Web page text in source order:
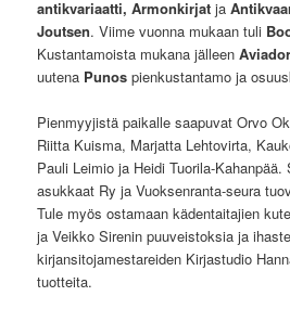
antikvariaatti, Armonkirjatja
Joutsen. Viime vuonna mukaan tuli
Kustantamoista mukana jälleenAviador
uutena Punos pienkustantamo ja
Pienmyyjistä paikalle saapuvat Orvo
Riitta Kuisma, Marjatta Lehtovirta,
Pauli Leimio ja Heidi Tuorila-Kahanpää.
asukkaat Ry ja Vuoksenranta-seura
Tule myös ostamaan kädentaitajien
ja Veikko Sirenin puuveistoksia ja
kirjansitojamestareiden Kirjastudio
tuotteita.